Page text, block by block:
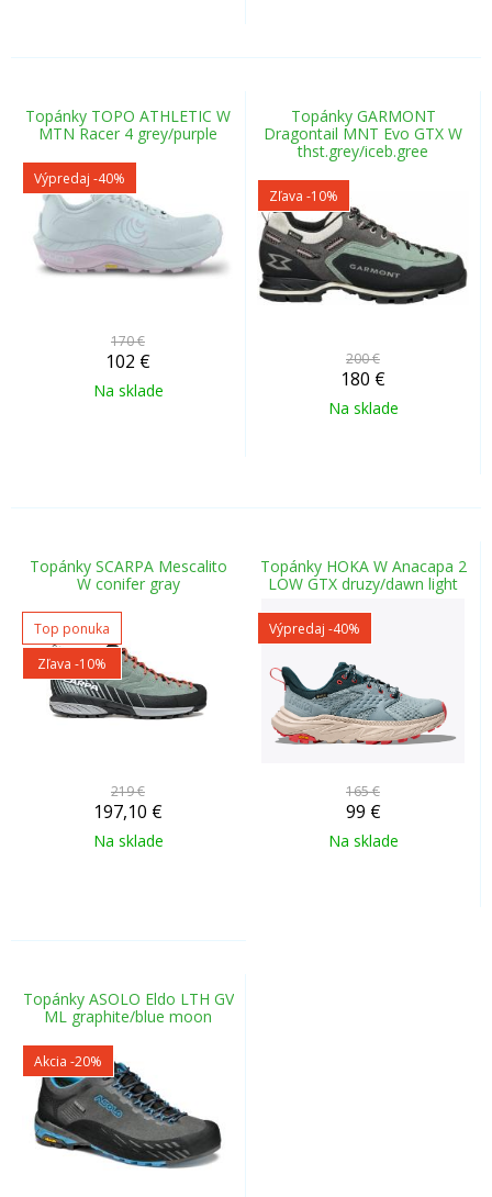
Topánky TOPO ATHLETIC W
MTN Racer 4 grey/purple
Výpredaj -40%
170 €
102 €
Na sklade
Topánky GARMONT
Dragontail MNT Evo GTX W
thst.grey/iceb.gree
Zľava -10%
200 €
180 €
Na sklade
Topánky SCARPA Mescalito
W conifer gray
Top ponuka
Zľava -10%
219 €
197,10 €
Na sklade
Topánky HOKA W Anacapa 2
LOW GTX druzy/dawn light
Výpredaj -40%
165 €
99 €
Na sklade
Topánky ASOLO Eldo LTH GV
ML graphite/blue moon
Akcia -20%